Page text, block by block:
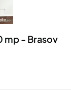
mp - Brasov